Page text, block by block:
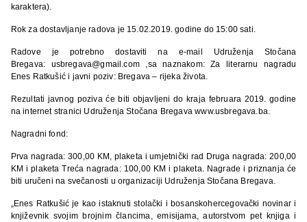
karaktera).
Rok za dostavljanje radova je 15.02.2019. godine do 15:00 sati.
Radove je potrebno dostaviti na e-mail Udruženja Stočana
Bregava: usbregava@gmail.com ,sa naznakom: Za literarnu nagradu
Enes Ratkušić i javni poziv: Bregava – rijeka života.
Rezultati javnog poziva će biti objavljeni do kraja februara 2019. godine
na internet stranici Udruženja Stočana Bregava www.usbregava.ba.
Nagradni fond:
Prva nagrada: 300,00 KM, plaketa i umjetnički rad Druga nagrada: 200,00
KM i plaketa Treća nagrada: 100,00 KM i plaketa. Nagrade i priznanja će
biti uručeni na svečanosti u organizaciji Udruženja Stočana Bregava.
„Enes Ratkušić je kao istaknuti stolački i bosanskohercegovački novinar i
književnik svojim brojnim člancima, emisijama, autorstvom pet knjiga i